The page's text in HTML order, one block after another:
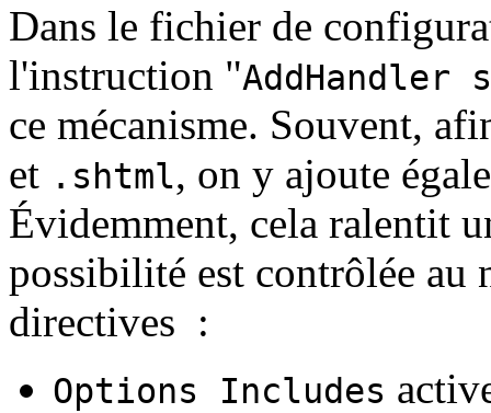
Dans le fichier de
l'instruction "AddHandler
ce mécanisme. Souvent,
et .shtml, on y ajoute
Évidemment, cela ralentit
possibilité est contrôlée au
directives :
Options Includes